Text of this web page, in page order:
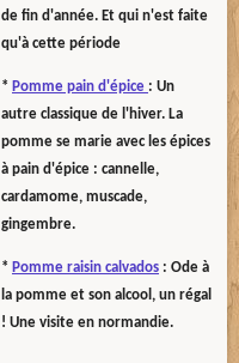
de fin d'année. Et qui n'est faite
qu'à cette période
* Pomme pain d'épice : Un
autre classique de l'hiver. La
pomme se marie avec les épices
à pain d'épice : cannelle,
cardamome, muscade,
gingembre.
* Pomme raisin calvados : Ode à
la pomme et son alcool, un régal
! Une visite en normandie.